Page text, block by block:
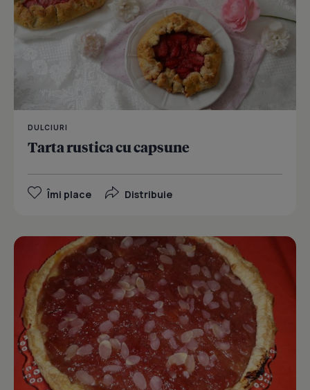
DULCIURI
Tarta rustica cu capsune
Îmi place Distribuie